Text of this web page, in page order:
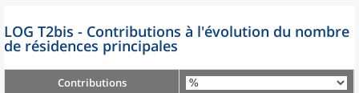
LOG T2bis - Contributions à l'évolution du nombre
de résidences principales
Contributions